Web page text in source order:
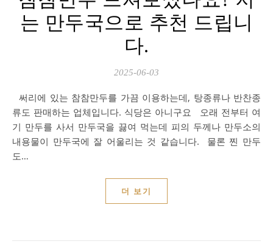
는 만두국으로 추천 드립니
다.
2025-06-03
써리에 있는 참참만두를 가끔 이용하는데, 탕종류나 반찬종
류도 판매하는 업체입니다. 식당은 아니구요 오래 전부터 여
기 만두를 사서 만두국을 끓여 먹는데 피의 두께나 만두소의
내용물이 만두국에 잘 어울리는 것 같습니다. 물론 찐 만두
도…
더 보기